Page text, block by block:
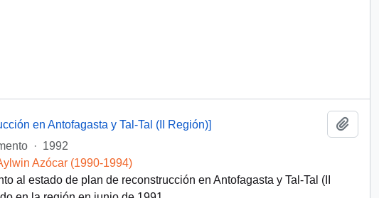
en Antofagasta y Tal-Tal (II Región)]
· 1992
Azócar (1990-1994)
al estado de plan de reconstrucción en Antofagasta y Tal-Tal (II